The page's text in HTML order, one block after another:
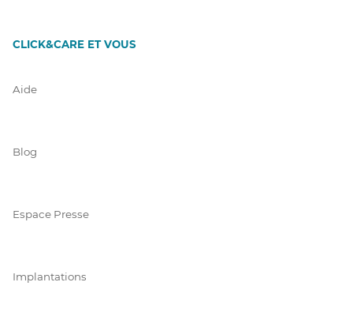
CLICK&CARE ET VOUS
Aide
Blog
Espace Presse
Implantations